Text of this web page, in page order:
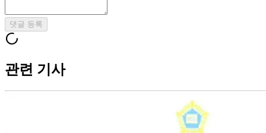
댓글 등록
관련 기사